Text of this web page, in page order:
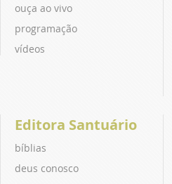
ouça ao vivo
programação
vídeos
Editora Santuário
bíblias
deus conosco